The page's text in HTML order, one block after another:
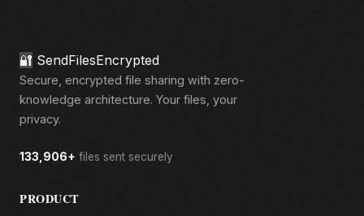
🔐 SendFilesEncrypted
Secure, encrypted file sharing with zero-
knowledge architecture. Your files, your
privacy.
133,906+ files sent securely
PRODUCT